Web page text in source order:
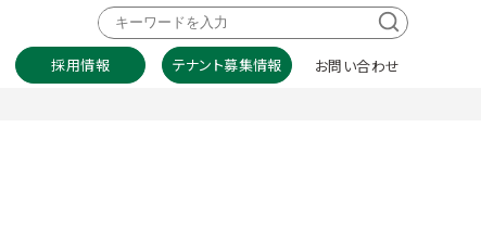
採用情報 テナント募集情報 お問い合わせ